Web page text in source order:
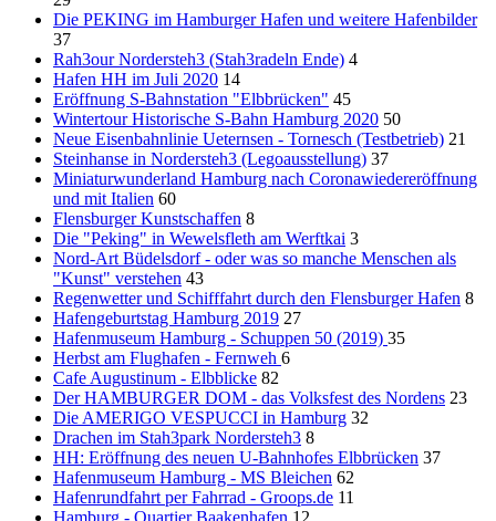
Die PEKING im Hamburger Hafen und weitere Hafenbilder
37
Rah3our Nordersteh3 (Stah3radeln Ende) 4
Hafen HH im Juli 2020 14
Eröffnung S-Bahnstation "Elbbrücken" 45
Wintertour Historische S-Bahn Hamburg 2020 50
Neue Eisenbahnlinie Ueternsen - Tornesch (Testbetrieb) 21
Steinhanse in Nordersteh3 (Legoausstellung) 37
Miniaturwunderland Hamburg nach Coronawiedereröffnung
und mit Italien 60
Flensburger Kunstschaffen 8
Die "Peking" in Wewelsfleth am Werftkai 3
Nord-Art Büdelsdorf - oder was so manche Menschen als
"Kunst" verstehen 43
Regenwetter und Schifffahrt durch den Flensburger Hafen 8
Hafengeburtstag Hamburg 2019 27
Hafenmuseum Hamburg - Schuppen 50 (2019) 35
Herbst am Flughafen - Fernweh 6
Cafe Augustinum - Elbblicke 82
Der HAMBURGER DOM - das Volksfest des Nordens 23
Die AMERIGO VESPUCCI in Hamburg 32
Drachen im Stah3park Nordersteh3 8
HH: Eröffnung des neuen U-Bahnhofes Elbbrücken 37
Hafenmuseum Hamburg - MS Bleichen 62
Hafenrundfahrt per Fahrrad - Groops.de 11